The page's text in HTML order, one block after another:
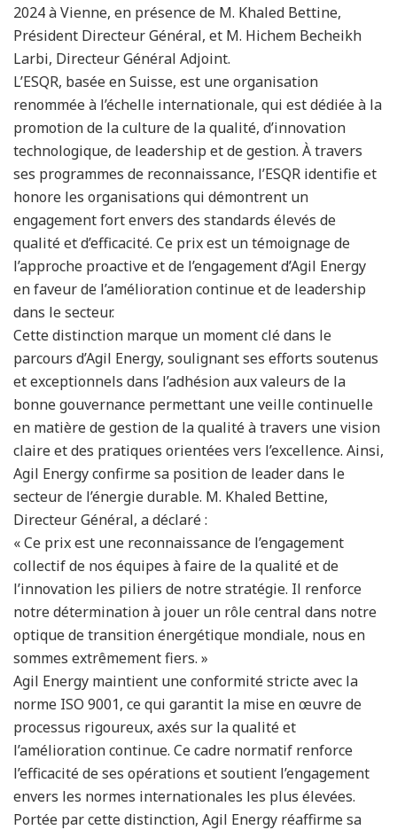
2024 à Vienne, en présence de M. Khaled Bettine,
Président Directeur Général, et M. Hichem Becheikh
Larbi, Directeur Général Adjoint.
L’ESQR, basée en Suisse, est une organisation
renommée à l’échelle internationale, qui est dédiée à la
promotion de la culture de la qualité, d’innovation
technologique, de leadership et de gestion. À travers
ses programmes de reconnaissance, l’ESQR identifie et
honore les organisations qui démontrent un
engagement fort envers des standards élevés de
qualité et d’efficacité. Ce prix est un témoignage de
l’approche proactive et de l’engagement d’Agil Energy
en faveur de l’amélioration continue et de leadership
dans le secteur.
Cette distinction marque un moment clé dans le
parcours d’Agil Energy, soulignant ses efforts soutenus
et exceptionnels dans l’adhésion aux valeurs de la
bonne gouvernance permettant une veille continuelle
en matière de gestion de la qualité à travers une vision
claire et des pratiques orientées vers l’excellence. Ainsi,
Agil Energy confirme sa position de leader dans le
secteur de l’énergie durable. M. Khaled Bettine,
Directeur Général, a déclaré :
« Ce prix est une reconnaissance de l’engagement
collectif de nos équipes à faire de la qualité et de
l’innovation les piliers de notre stratégie. Il renforce
notre détermination à jouer un rôle central dans notre
optique de transition énergétique mondiale, nous en
sommes extrêmement fiers. »
Agil Energy maintient une conformité stricte avec la
norme ISO 9001, ce qui garantit la mise en œuvre de
processus rigoureux, axés sur la qualité et
l’amélioration continue. Ce cadre normatif renforce
l’efficacité de ses opérations et soutient l’engagement
envers les normes internationales les plus élevées.
Portée par cette distinction, Agil Energy réaffirme sa